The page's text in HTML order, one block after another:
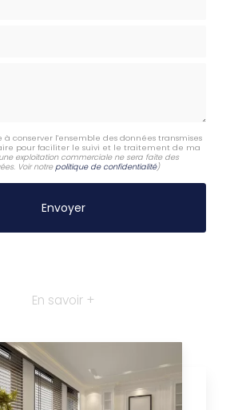
à conserver l'ensemble des données transmises
pour faciliter le suivi et le traitement de ma
exploitation commerciale ne sera faite des
Voir notrepolitique de confidentialité)
En savoir +